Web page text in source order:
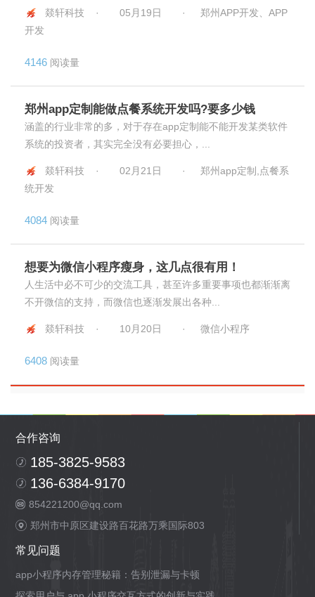
燚轩科技 · 05月19日 ·
郑州APP开发、APP
开发
4146 阅读量
郑州app定制能做点餐系统开发吗?要多少钱
涵盖的行业非常的多，对于存在app定制能不能开发某类软件
系统的投资者，其实完全没有必要担心，...
燚轩科技 · 02月21日 ·
郑州app定制,点餐系
统开发
4084 阅读量
想要为微信小程序瘦身，这几点很有用！
人生活中必不可少的交流工具，甚至许多重要事项也都渐渐离
不开微信的支持，而微信也逐渐发展出各种...
燚轩科技 · 10月20日 · 微信小程序
6408 阅读量
合作咨询
185-3825-9583
136-6384-9170
854221200@qq.com
郑州市中原区建设路百花路万乘国际803
常见问题
app小程序内存管理秘籍：告别泄漏与卡顿